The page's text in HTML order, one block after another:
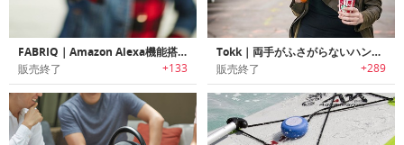
FABRIQ｜Amazon Alexa機能搭載ワイヤレススマートスピーカー「ファブリック」
販売終了 +133
Tokk｜両手がふさがらないハンズフリースマートスピーカー「トック」
販売終了 +289